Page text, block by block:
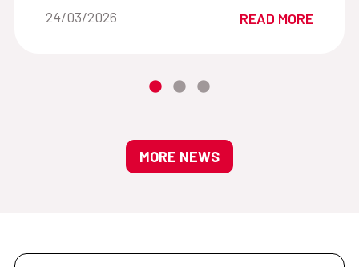
Date of the news::
24/03/2026 READ MORE
MORE NEWS